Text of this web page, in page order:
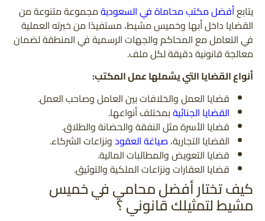
يتابعأفضل مكتب محاماة في السعوديةمجموعة متنوعة من
القضايا داخل أبها وخميس مشيط، مستفيدًا من خبرته العملية
في التعامل مع المحاكم والجهات الرسمية في المنطقة لضمان
معالجة قانونية دقيقة لكل ملف.
أنواع القضايا التي يشملها عمل المكتب:
قضايا العمل والخلافات بين العامل وصاحب العمل.
القضايا الجنائيةبمختلف أنواعها.
قضايا الأسرة مثل النفقة والحضانة والطلاق.
القضايا التجارية، صياغة العقودونزاعات الشركاء.
قضايا التعويض والمطالبات المالية.
قضايا العقارات ونزاعات الملكية والتوثيق.
كيف تختار أفضل محامي في خميس
مشيط لتمثيلك قانوني ؟